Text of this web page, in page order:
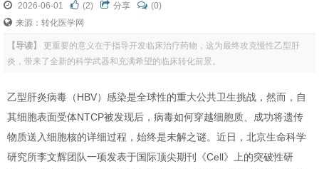
2026-06-01 (2) 分享
(0)
来源：转化医学网
【导读】
更重要的意义在于指导开发临床治疗药物，这为最终攻克慢性乙型肝
炎，带来了全新的科学武器和充满希望的临床转化前景。
乙型肝炎病毒（HBV）感染是全球性的重大公共卫生挑战，然而，自
其细胞表面受体NTCP被发现后，病毒如何穿越细胞质、成功将遗传
物质送入细胞核的详细过程，始终是未解之谜。近日，北京生命科学
研究所李文辉团队一项发表于国际顶尖期刊《Cell》上的突破性研